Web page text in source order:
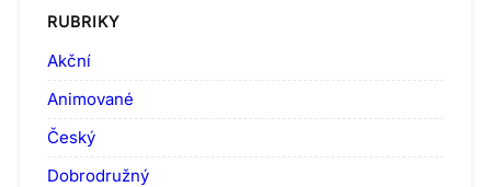
RUBRIKY
Akční
Animované
Český
Dobrodružný